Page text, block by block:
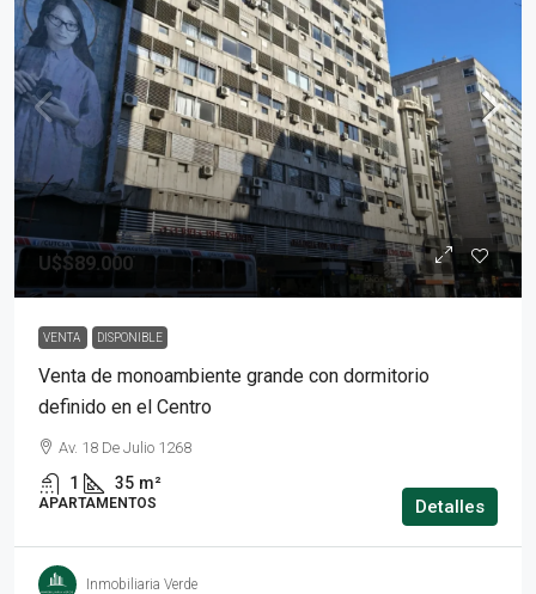
U$S89.000
VENTA DISPONIBLE
Venta de monoambiente grande con dormitorio
definido en el Centro
Av. 18 De Julio 1268
1 35 m²
APARTAMENTOS Detalles
Inmobiliaria Verde